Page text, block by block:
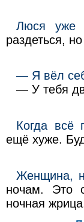
Люся уже
раздеться,
— Я вёл
— У тебя
Когда всё
ещё хуже.
Женщина,
ночам. Это
ночная